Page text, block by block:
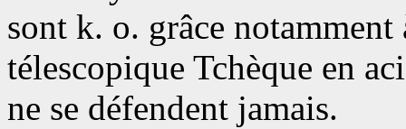
sont k. o. grâce notamment
télescopique Tchèque en
ne se défendent jamais.